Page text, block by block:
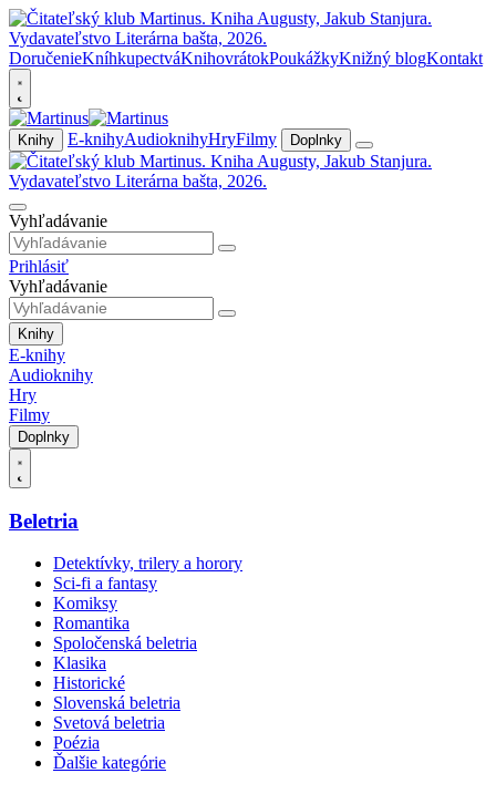
DoručenieKníhkupectváKnihovrátokPoukážkyKnižný blogKontakt
Knihy E-knihyAudioknihyHryFilmy Doplnky
Vyhľadávanie
Prihlásiť
Vyhľadávanie
Knihy
E-knihy
Audioknihy
Hry
Filmy
Doplnky
Beletria
Detektívky, trilery a horory
Sci-fi a fantasy
Komiksy
Romantika
Spoločenská beletria
Klasika
Historické
Slovenská beletria
Svetová beletria
Poézia
Ďalšie kategórie